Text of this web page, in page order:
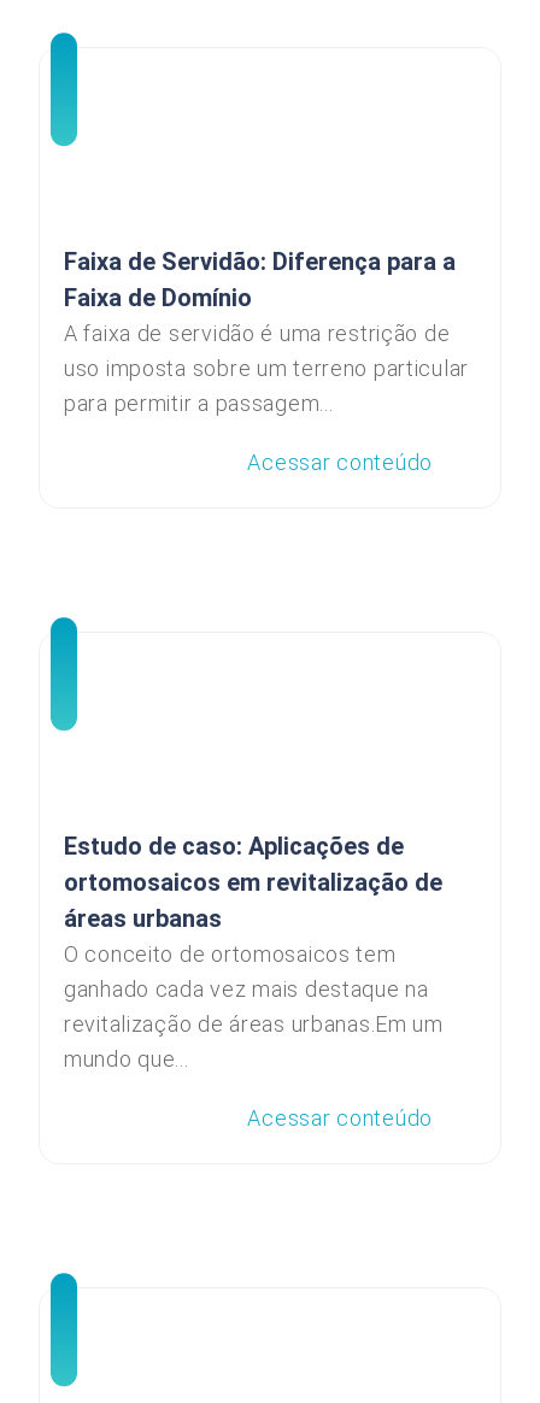
Faixa de Servidão: Diferença para a
Faixa de Domínio
A faixa de servidão é uma restrição de
uso imposta sobre um terreno particular
para permitir a passagem...
Acessar conteúdo
Estudo de caso: Aplicações de
ortomosaicos em revitalização de
áreas urbanas
O conceito de ortomosaicos tem
ganhado cada vez mais destaque na
revitalização de áreas urbanas.Em um
mundo que...
Acessar conteúdo